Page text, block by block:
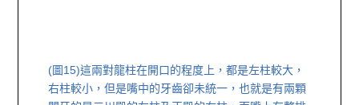
(圖15)這兩對龍柱在開口的程度上，都是左柱較大，
右柱較小，但是嘴中的牙齒卻未統一，也就是有兩顆